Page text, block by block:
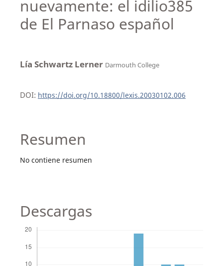
nuevamente: el idilio385
de El Parnaso español
Lía Schwartz Lerner Darmouth College
DOI: https://doi.org/10.18800/lexis.20030102.006
Resumen
No contiene resumen
Descargas